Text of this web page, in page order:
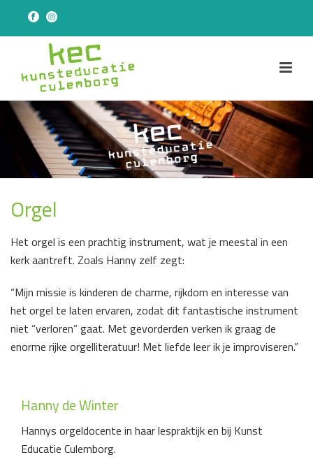
Orgel
Het orgel is een prachtig instrument, wat je meestal in een
kerk aantreft. Zoals Hanny zelf zegt:
“Mijn missie is kinderen de charme, rijkdom en interesse van
het orgel te laten ervaren, zodat dit fantastische instrument
niet “verloren” gaat. Met gevorderden verken ik graag de
enorme rijke orgelliteratuur! Met liefde leer ik je improviseren.”
Hanny de Winter
Hannys orgeldocente in haar lespraktijk en bij Kunst
Educatie Culemborg.